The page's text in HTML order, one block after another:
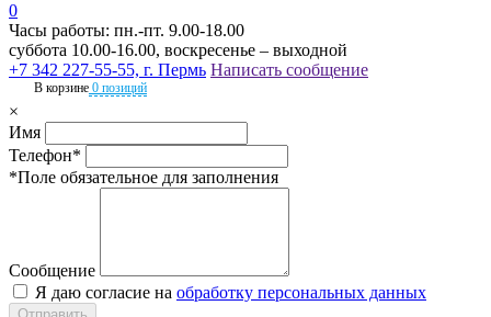
0
Часы работы: пн.-пт. 9.00-18.00
суббота 10.00-16.00, воскресенье – выходной
+7 342 227-55-55, г. Пермь Написать сообщение
В корзине 0 позиций
×
Имя
Телефон*
*Поле обязательное для заполнения
Сообщение
Я даю согласие на обработку персональных данных